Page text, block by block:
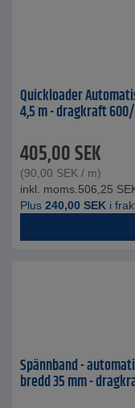
Quickloader
4,5 m - dragkraft
405,00SEK
(90,00 SEK / m)
inkl. moms. 506,25
Plus 240,00 SEK i
Spännband -
bredd 35 mm -